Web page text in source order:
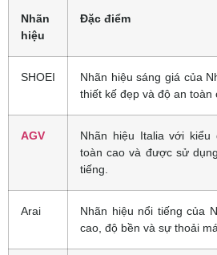
Nhãn
hiệu
Đặc điểm
SHOEI
Nhãn hiệu sáng giá của
thiết kế đẹp và độ an toàn
AGV
Nhãn hiệu Italia với
toàn cao và được sử
tiếng.
Arai
Nhãn hiệu nổi tiếng của
cao, độ bền và sự thoải